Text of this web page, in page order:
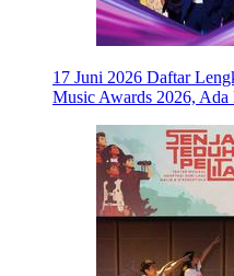
17 Juni 2026 Daftar
Music Awards 2026, Ada